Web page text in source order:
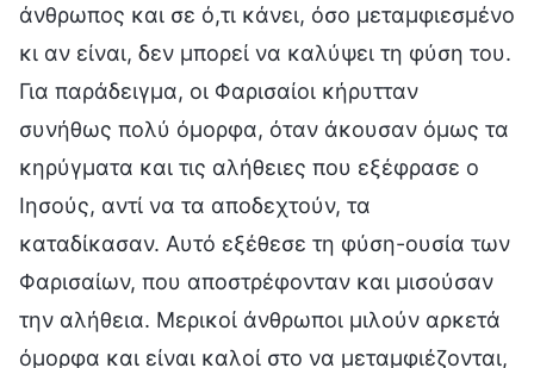
άνθρωπος και σε ό,τι κάνει, όσο μεταμφιεσμένο
κι αν είναι, δεν μπορεί να καλύψει τη φύση του.
Για παράδειγμα, οι Φαρισαίοι κήρυτταν
συνήθως πολύ όμορφα, όταν άκουσαν όμως τα
κηρύγματα και τις αλήθειες που εξέφρασε ο
Ιησούς, αντί να τα αποδεχτούν, τα
καταδίκασαν. Αυτό εξέθεσε τη φύση-ουσία των
Φαρισαίων, που αποστρέφονταν και μισούσαν
την αλήθεια. Μερικοί άνθρωποι μιλούν αρκετά
όμορφα και είναι καλοί στο να μεταμφιέζονται,